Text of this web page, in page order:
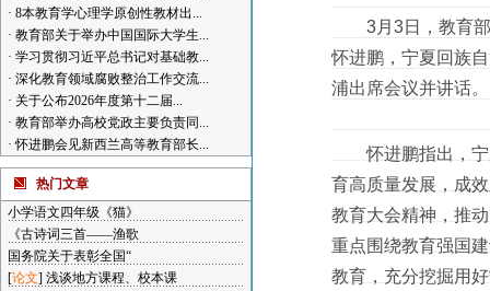
· 8本教育学心理学原创性教材出...
· 教育部关于举办中国国际大学生...
· 学习贯彻习近平总书记对基础教...
· 深化教育领域腐败整治工作交流...
· 关于公布2026年度第十二届...
· 教育部举办高校党政主要负责同...
· 怀进鹏会见新西兰高等教育部长...
热门文章
小学语文四年级《猫》
《古诗词三首——渔歌
国务院关于表彰全国“
[论文] 浅谈地方课程、校本课
3月3日，教育部
怀进鹏，宁夏回族
浦出席会议并讲话。
怀进鹏指出，宁
育高质量发展，成
教育大会精神，推
重点围绕教育强国
教育，充分挖掘用